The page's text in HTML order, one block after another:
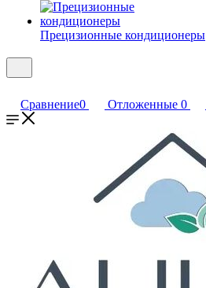
Прецизионные кондиционеры
Сравнение0 Отложенные 0